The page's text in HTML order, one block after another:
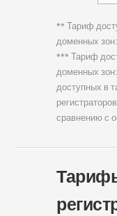
** Тариф
доменных
*** Тариф
доменных
доступных в
сравнению с